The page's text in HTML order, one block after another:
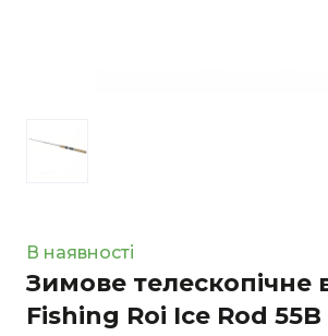
В наявності
Зимове
Fishing Roi Ice Rod 55B